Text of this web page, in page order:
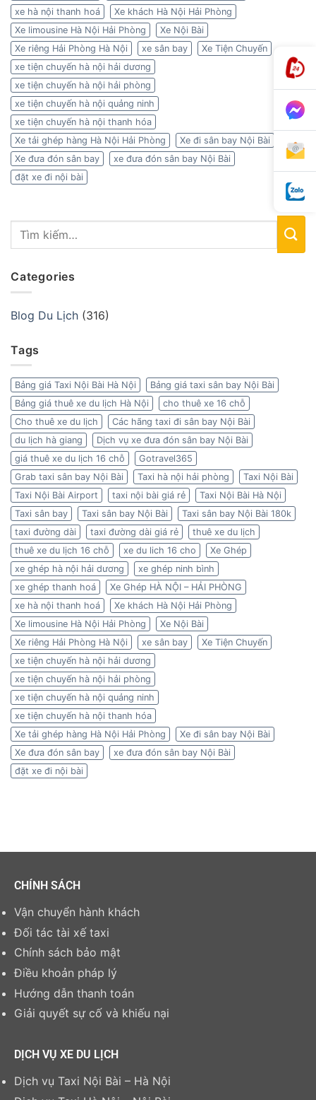
xe hà nội thanh hoá
Xe khách Hà Nội Hải Phòng
Xe limousine Hà Nội Hải Phòng
Xe Nội Bài
Xe riêng Hải Phòng Hà Nội
xe sân bay
Xe Tiện Chuyến
xe tiện chuyến hà nội hải dương
xe tiện chuyến hà nội hải phòng
xe tiện chuyến hà nội quảng ninh
xe tiện chuyến hà nội thanh hóa
Xe tải ghép hàng Hà Nội Hải Phòng
Xe đi sân bay Nội Bài
Xe đưa đón sân bay
xe đưa đón sân bay Nội Bài
đặt xe đi nội bài
Categories
Blog Du Lịch (316)
Tags
Bảng giá Taxi Nội Bài Hà Nội
Bảng giá taxi sân bay Nội Bài
Bảng giá thuê xe du lịch Hà Nội
cho thuê xe 16 chỗ
Cho thuê xe du lịch
Các hãng taxi đi sân bay Nội Bài
du lịch hà giang
Dịch vụ xe đưa đón sân bay Nội Bài
giá thuê xe du lịch 16 chỗ
Gotravel365
Grab taxi sân bay Nội Bài
Taxi hà nội hải phòng
Taxi Nội Bài
Taxi Nội Bài Airport
taxi nội bài giá rẻ
Taxi Nội Bài Hà Nội
Taxi sân bay
Taxi sân bay Nội Bài
Taxi sân bay Nội Bài 180k
taxi đường dài
taxi đường dài giá rẻ
thuê xe du lịch
thuê xe du lịch 16 chỗ
xe du lich 16 cho
Xe Ghép
xe ghép hà nội hải dương
xe ghép ninh bình
xe ghép thanh hoá
Xe Ghép HÀ NỘI – HẢI PHÒNG
xe hà nội thanh hoá
Xe khách Hà Nội Hải Phòng
Xe limousine Hà Nội Hải Phòng
Xe Nội Bài
Xe riêng Hải Phòng Hà Nội
xe sân bay
Xe Tiện Chuyến
xe tiện chuyến hà nội hải dương
xe tiện chuyến hà nội hải phòng
xe tiện chuyến hà nội quảng ninh
xe tiện chuyến hà nội thanh hóa
Xe tải ghép hàng Hà Nội Hải Phòng
Xe đi sân bay Nội Bài
Xe đưa đón sân bay
xe đưa đón sân bay Nội Bài
đặt xe đi nội bài
CHÍNH SÁCH
Vận chuyển hành khách
Đối tác tài xế taxi
Chính sách bảo mật
Điều khoản pháp lý
Hướng dẫn thanh toán
Giải quyết sự cố và khiếu nại
DỊCH VỤ XE DU LỊCH
Dịch vụ Taxi Nội Bài – Hà Nội